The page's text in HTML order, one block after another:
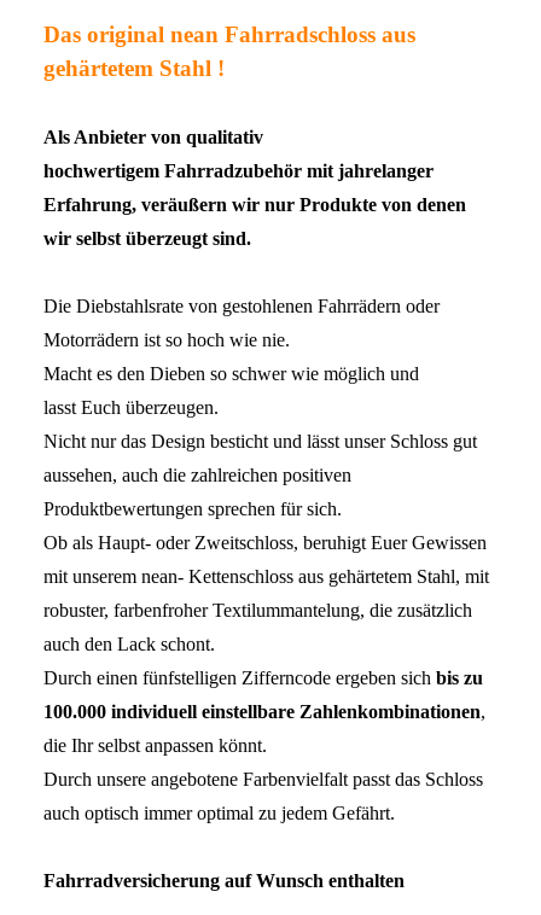
Das original nean Fahrradschloss aus
gehärtetem Stahl !
Als Anbieter von qualitativ
hochwertigem Fahrradzubehör mit jahrelanger
Erfahrung, veräußern wir nur Produkte von denen
wir selbst überzeugt sind.
Die Diebstahlsrate von gestohlenen Fahrrädern oder
Motorrädern ist so hoch wie nie.
Macht es den Dieben so schwer wie möglich und
lasst Euch überzeugen.
Nicht nur das Design besticht und lässt unser Schloss gut
aussehen, auch die zahlreichen positiven
Produktbewertungen sprechen für sich.
Ob als Haupt- oder Zweitschloss, beruhigt Euer Gewissen
mit unserem nean- Kettenschloss aus gehärtetem Stahl, mit
robuster, farbenfroher Textilummantelung, die zusätzlich
auch den Lack schont.
Durch einen fünfstelligen Zifferncode ergeben sich bis zu
100.000 individuell einstellbare Zahlenkombinationen,
die Ihr selbst anpassen könnt.
Durch unsere angebotene Farbenvielfalt passt das Schloss
auch optisch immer optimal zu jedem Gefährt.
Fahrradversicherung auf Wunsch enthalten